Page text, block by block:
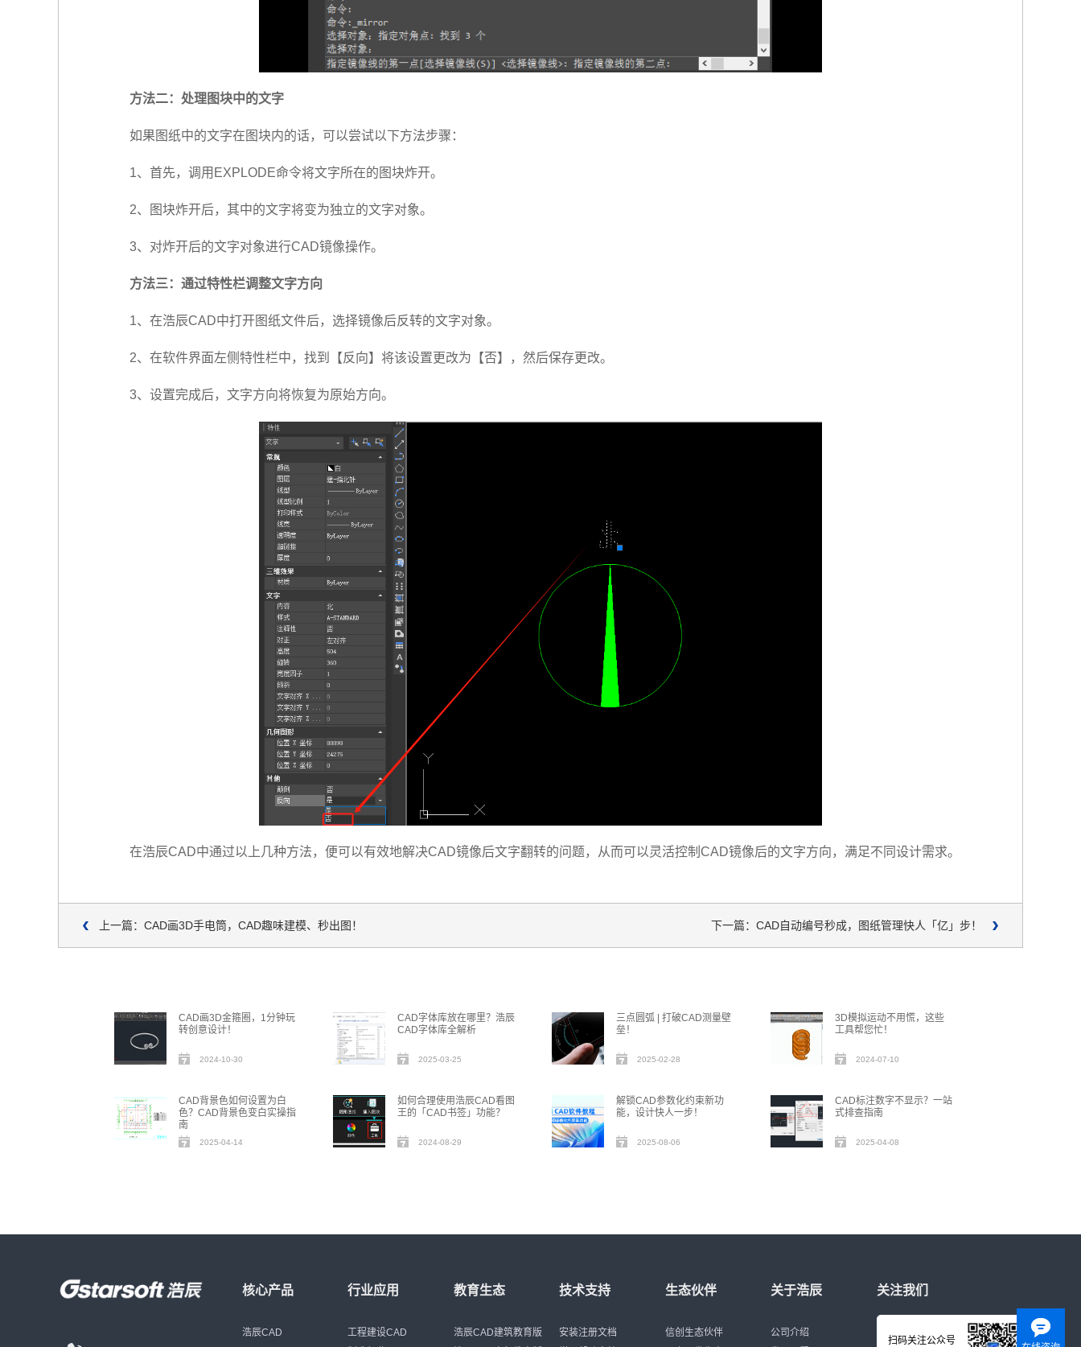
方法二：处理图块中的文字
如果图纸中的文字在图块内的话，可以尝试以下方法步骤：
1、首先，调用EXPLODE命令将文字所在的图块炸开。
2、图块炸开后，其中的文字将变为独立的文字对象。
3、对炸开后的文字对象进行CAD镜像操作。
方法三：通过特性栏调整文字方向
1、在浩辰CAD中打开图纸文件后，选择镜像后反转的文字对象。
2、在软件界面左侧特性栏中，找到【反向】将该设置更改为【否】，然后保存更改。
3、设置完成后，文字方向将恢复为原始方向。
在浩辰CAD中通过以上几种方法，便可以有效地解决CAD镜像后文字翻转的问题，从而可以灵活控制CAD镜像后的文字方向，满足不同设计需求。
上一篇：CAD画3D手电筒，CAD趣味建模、秒出图！ 下一篇：CAD自动编号秒成，图纸管理快人「亿」步！
CAD画3D金箍圈，1分钟玩
转创意设计！
2024-10-30
CAD字体库放在哪里？浩辰
CAD字体库全解析
2025-03-25
三点圆弧 | 打破CAD测量壁
垒！
2025-02-28
3D模拟运动不用慌，这些
工具帮您忙！
2024-07-10
CAD背景色如何设置为白
色？CAD背景色变白实操指
南
2025-04-14
如何合理使用浩辰CAD看图
王的「CAD书签」功能？
2024-08-29
解锁CAD参数化约束新功
能，设计快人一步！
2025-08-06
CAD标注数字不显示？一站
式排查指南
2025-04-08
核心产品
浩辰CAD
行业应用
工程建设CAD
教育生态
浩辰CAD建筑教育版
技术支持
安装注册文档
生态伙伴
信创生态伙伴
关于浩辰
公司介绍
关注我们
扫码关注公众号